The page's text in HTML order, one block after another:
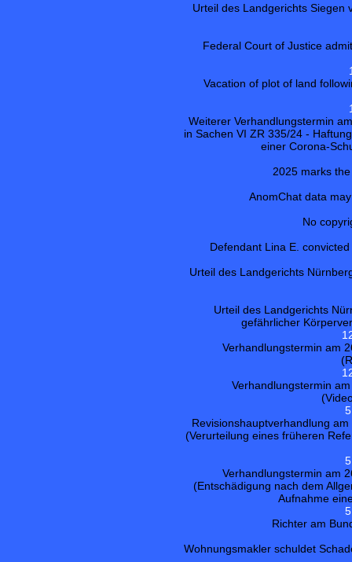
Urteil des Landgerichts Siegen
Federal Court of Justice
Vacation of plot of land
Weiterer Verhandlungstermin
in Sachen VI ZR 335/24 -
einer Corona-
2025 marks
AnomChat data
No
Defendant Lina E.
Urteil des Landgerichts
Urteil des Landgerichts
gefährlicher
Verhandlungstermin am
Verhandlungstermin
Revisionshauptverhandlung
(Verurteilung eines früheren
Verhandlungstermin am
(Entschädigung nach dem
Aufnahme
Richter am
Wohnungsmakler schuldet